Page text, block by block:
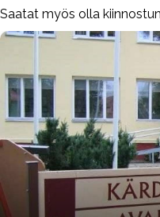
Saatat myös olla